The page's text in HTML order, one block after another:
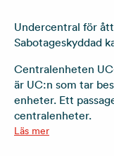
Undercentral för
Sabotageskyddad
Centralenheten
är UC:n som tar
enheter. Ett
centralenheter.
Läs mer